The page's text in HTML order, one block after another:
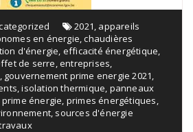
2021 appareils
en énergie ,chaudières
d'énergie efficacité énergétique
de serre ,entreprises
gouvernement prime energie 2021
,isolation thermique panneaux
prime énergie primes énergétiques
sources d'énergie